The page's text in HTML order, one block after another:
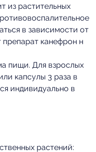
из растительных
в зависимости от
препарат канефрон н
пищи. Для взрослых
капсулы 3 раза в
индивидуально в
растений: